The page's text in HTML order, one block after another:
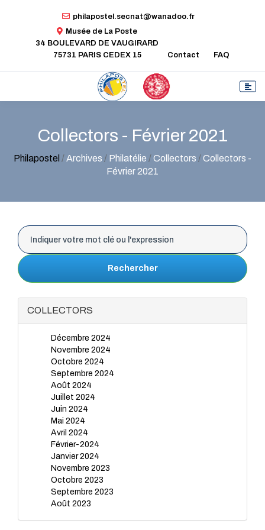
philapostel.secnat@wanadoo.fr
Musée de La Poste
34 BOULEVARD DE VAUGIRARD
75731 PARIS CEDEX 15
Contact FAQ
Collectors - Février 2021
Philapostel /Archives / Philatélie /Collectors /Collectors -
Février 2021
Rechercher
COLLECTORS
Décembre 2024
Novembre 2024
Octobre 2024
Septembre 2024
Août 2024
Juillet 2024
Juin 2024
Mai 2024
Avril 2024
Février-2024
Janvier 2024
Novembre 2023
Octobre 2023
Septembre 2023
Août 2023